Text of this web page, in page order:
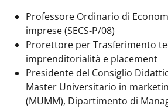
Professore Ordinario di
imprese (SECS-P/08)
Prorettore per Trasferimento
imprenditorialità e placement
Presidente del Consiglio
Master Universitario in
(MUMM), Dipartimento di